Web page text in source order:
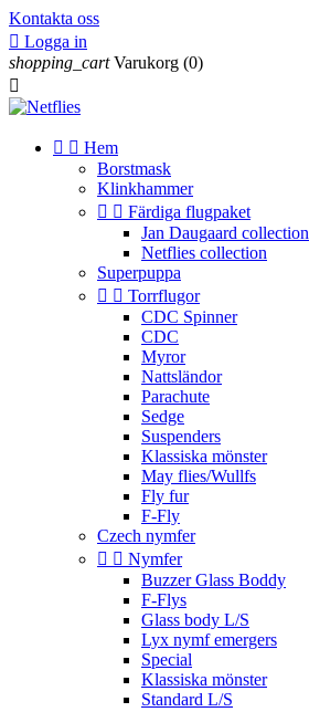
Kontakta oss
 Logga in
shopping_cart Varukorg (0)

  Hem
Borstmask
Klinkhammer
  Färdiga flugpaket
Jan Daugaard collection
Netflies collection
Superpuppa
  Torrflugor
CDC Spinner
CDC
Myror
Nattsländor
Parachute
Sedge
Suspenders
Klassiska mönster
May flies/Wullfs
Fly fur
F-Fly
Czech nymfer
  Nymfer
Buzzer Glass Boddy
F-Flys
Glass body L/S
Lyx nymf emergers
Special
Klassiska mönster
Standard L/S